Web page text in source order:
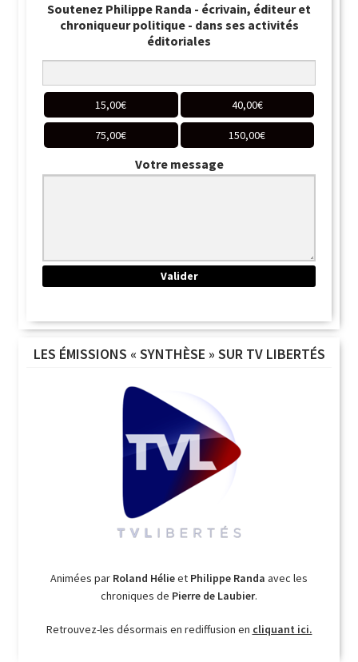
Soutenez Philippe Randa - écrivain, éditeur et
chroniqueur politique - dans ses activités
éditoriales
15,00€ 40,00€
75,00€ 150,00€
Votre message
LES ÉMISSIONS « SYNTHÈSE » SUR TV LIBERTÉS
Animées par Roland Hélieet Philippe Randa avec les
chroniques de Pierre de Laubier.
Retrouvez-les désormais en rediffusion en cliquant ici.